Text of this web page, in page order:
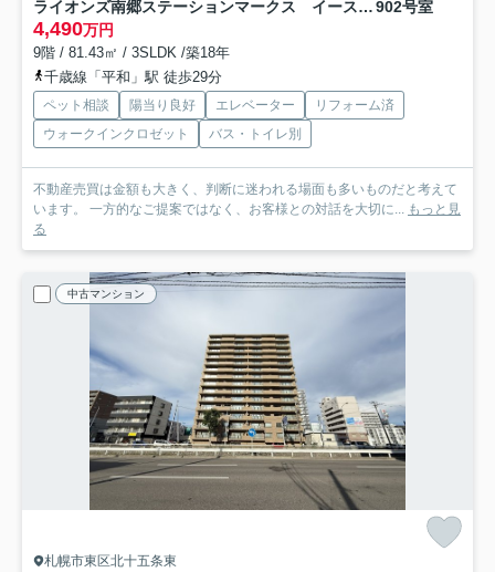
ライオンズ南郷ステーションマークス イースト棟 902号室
4,490万円
9階 / 81.43㎡ / 3SLDK /築18年
千歳線「平和」駅 徒歩29分
ペット相談 陽当り良好 エレベーター
リフォーム済
ウォークインクロゼット
バス・トイレ別
不動産売買は金額も大きく、判断に迷われる場面も多いものだと考えて
います。 一方的なご提案ではなく、お客様との対話を大切に... もっと見
る
中古マンション
札幌市東区北十五条東